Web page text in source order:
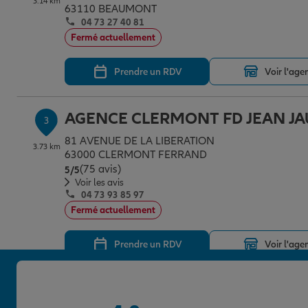
63110 BEAUMONT
04 73 27 40 81
Fermé actuellement
Prendre un RDV Voir
3
3.73 km
AGENCE CLERMONT FD JEAN
81 AVENUE DE LA LIBERATION
63000 CLERMONT FERRAND
5/5Note de 5 sur 5
(75 avis)
Voir les avis
04 73 93 85 97
Fermé actuellement
Prendre un RDV Voir